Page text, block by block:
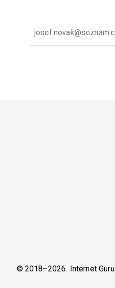
© 2018–2026 Internet Guru